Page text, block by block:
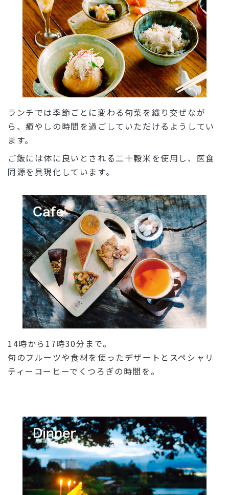
ランチでは季節ごとに変わる旬菜を織り交ぜなが
ら、癒やしの時間を過ごしていただけるようしてい
ます。
ご飯には体に良いとされる二十穀米を使用し、医食
同源を具現化しています。
14時から17時30分まで。
旬のフルーツや食材を使ったデザートとスペシャリ
ティーコーヒーでくつろぎの時間を。